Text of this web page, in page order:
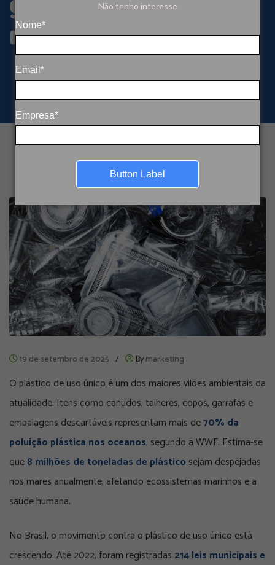
Não tenho interesse
Nome*
Email*
Empresa*
Button Label
reduzir o plástico
19 de setembro de 2025 / Bymarketing
O plástico de uso único é um dos maiores vilões ambientais da
atualidade. Itens como canudos, talheres, copos, garrafas e
embalagens descartáveis representam mais de70% da
poluição plástica nos oceanos, segundo a WWF. Estima-se
que8 milhões de toneladas de plástico sejam despejadas
nos mares anualmente, afetando ecossistemas marinhos e a
saúde humana.
No Brasil, o movimento contra o plástico de uso único está
crescendo. Até 2022, foram registradas 214 leis municipais e